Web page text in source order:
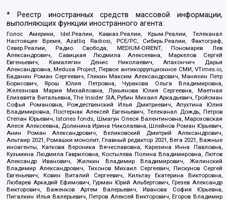
* Реестр иностранных средств массовой информации,
выполняющих функции иностранного агента:
Голос Америки, Idel.Реалии, Кавказ.Реалии, Крым.Реалии, Телеканал
Настоящее Время, Azatliq Radiosi, PCE/PC, Сибирь.Реалии, Фактограф,
Север.Реалии, Радио Свобода, MEDIUM-ORIENT, Пономарев Лев
Александрович, Савицкая Людмила Алексеевна, Маркелов Сергей
Евгеньевич, Камалягин Денис Николаевич, Апахончич Дарья
Александровна, Medusa Project, Первое антикоррупционное СМИ, VTimes.io,
Баданин Роман Сергеевич, Гликин Максим Александрович, Маняхин Петр
Борисович, Ярош Юлия Петровна, Чуракова Ольга Владимировна,
Железнова Мария Михайловна, Лукьянова Юлия Сергеевна, Маетная
Елизавета Витальевна, The Insider SIA, Рубин Михаил Аркадьевич, Гройсман
Софья Романовна, Рождественский Илья Дмитриевич, Апухтина Юлия
Владимировна, Постернак Алексей Евгеньевич, Телеканал Дождь, Петров
Степан Юрьевич, Istories fonds, Шмагун Олеся Валентиновна, Мароховская
Алеся Алексеевна, Долинина Ирина Николаевна, Шлейнов Роман Юрьевич,
Анин Роман Александрович, Великовский Дмитрий Александрович,
Альтаир 2021, Ромашки монолит, Главный редактор 2021, Вега 2021, Важные
иноагенты, Каткова Вероника Вячеславовна, Карезина Инна Павловна,
Кузьмина Людмила Гавриловна, Костылева Полина Владимировна, Лютов
Александр Иванович, Жилкин Владимир Владимирович, Жилинский
Владимир Александрович, Тихонов Михаил Сергеевич, Пискунов Сергей
Евгеньевич, Ковин Виталий Сергеевич, Кильтау Екатерина Викторовна,
Любарев Аркадий Ефимович, Гурман Юрий Альбертович, Грезев Александр
Викторович, Важенков Артем Валерьевич, Иванова София Юрьевна,
Пигалкин Илья Валерьевич, Петров Алексей Викторович, Егоров Владимир